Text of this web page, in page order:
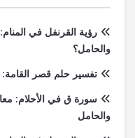
رؤية القرنفل في
والحامل؟
تفسير حلم قصر القامة:
سورة ق في الأحلام:
والحامل